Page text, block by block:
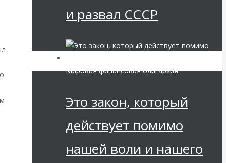
и развал СССР
Мировая финансовая олигархия
Это закон, который
действует помимо
нашей воли и нашего